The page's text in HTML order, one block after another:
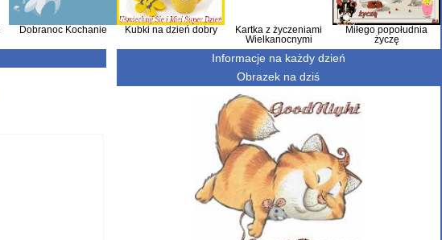
Dobranoc Kochanie Kubki na dzień dobry
Kartka z życzeniami
Wielkanocnymi
Miłego popołudnia
życzę
Informacje na każdy dzień
Obrazek na dziś